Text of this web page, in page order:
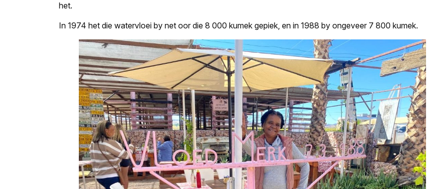
het.
In 1974 het die watervloei by net oor die 8 000 kumek gepiek, en in 1988 by ongeveer 7 800 kumek.